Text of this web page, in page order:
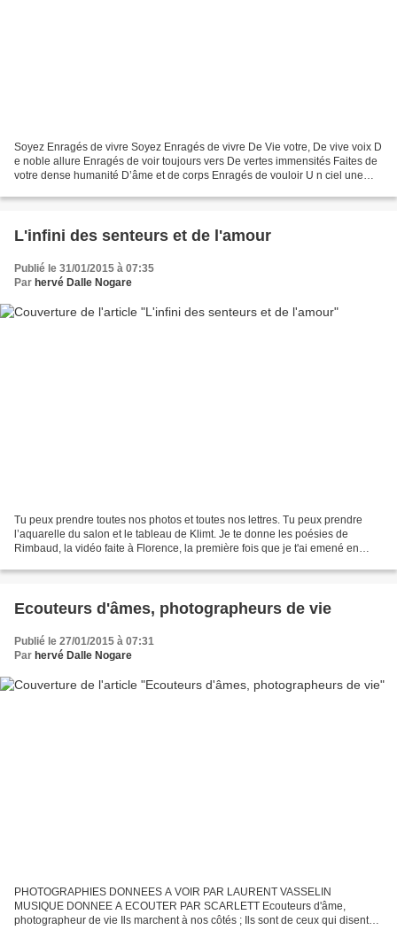
Soyez Enragés de vivre Soyez Enragés de vivre De Vie votre, De vive voix D
e noble allure Enragés de voir toujours vers De vertes immensités Faites de
votre dense humanité D’âme et de corps Enragés de vouloir U n ciel une
L'infini des senteurs et de l'amour
Publié le 31/01/2015 à 07:35
Par hervé Dalle Nogare
Tu peux prendre toutes nos photos et toutes nos lettres. Tu peux prendre
l’aquarelle du salon et le tableau de Klimt. Je te donne les poésies de
Rimbaud, la vidéo faite à Florence, la première fois que je t'ai emené en
Ecouteurs d'âmes, photographeurs de vie
Publié le 27/01/2015 à 07:31
Par hervé Dalle Nogare
PHOTOGRAPHIES DONNEES A VOIR PAR LAURENT VASSELIN
MUSIQUE DONNEE A ECOUTER PAR SCARLETT Ecouteurs d'âme,
photographeur de vie Ils marchent à nos côtés ; Ils sont de ceux qui disent